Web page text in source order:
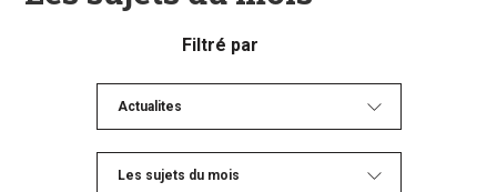
Filtré par
Actualites
Les sujets du mois